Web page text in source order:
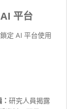
平台
定 AI 平台使用
研究人員揭露